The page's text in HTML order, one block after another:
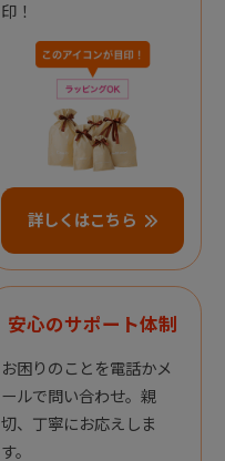
印！
詳しくはこちら
安心のサポート体制
お困りのことを電話かメ
ールで問い合わせ。親
切、丁寧にお応えしま
す。